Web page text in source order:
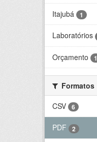
Itajubá 1
Laboratórios
Orçamento 1
Formatos
CSV
6
PDF 2